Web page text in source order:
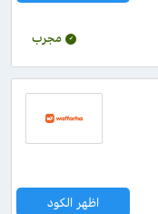
مجرب
اظهر الكود